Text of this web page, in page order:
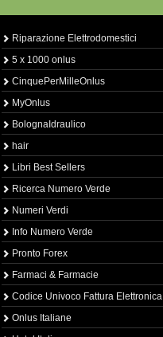
Riparazione Elettrodomestici
5 x 1000 onlus
CinquePerMilleOnlus
MyOnlus
BolognaIdraulico
hair
Libri Best Sellers
Ricerca Numero Verde
Numeri Verdi
Info Numero Verde
Pronto Forex
Farmaci & Farmacie
Codice Univoco Fattura Elettronica
Onlus Italiane